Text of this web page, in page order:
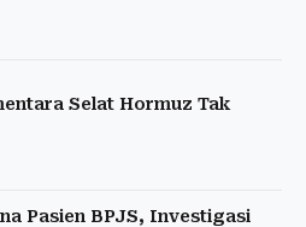
Selat Hormuz Tak
Pasien BPJS, Investigasi